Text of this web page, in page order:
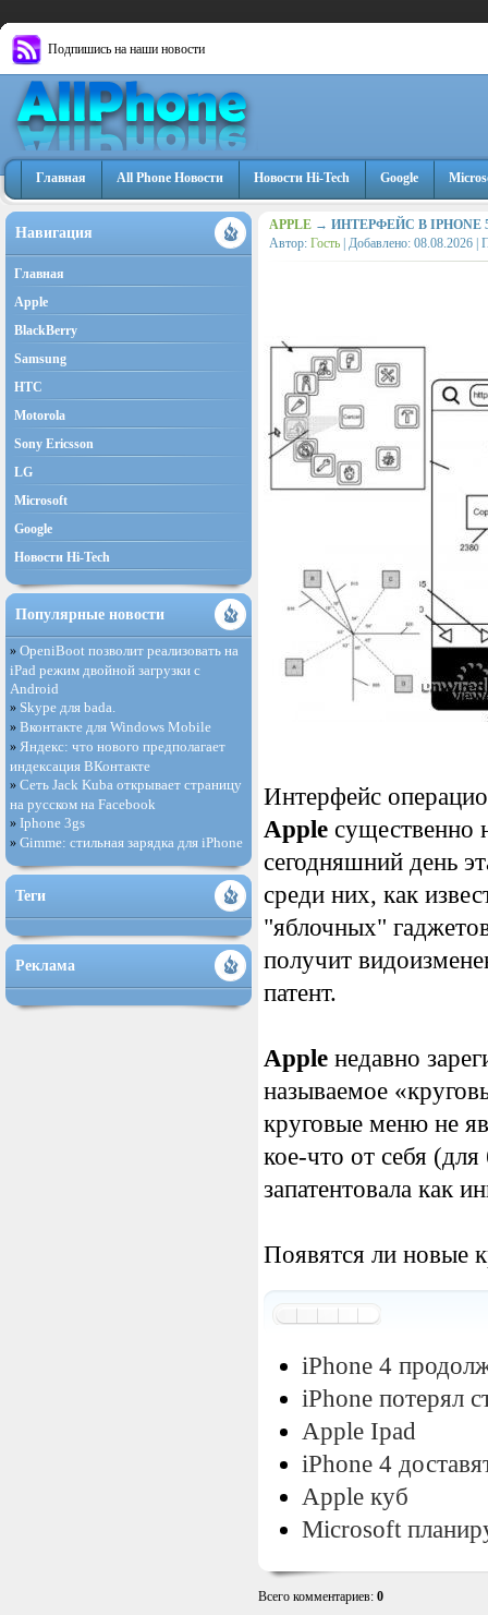
Подпишись на наши новости
Главная All Phone Новости Новости Hi-Tech Google
APPLE → ИНТЕРФЕЙС В
Автор: Гость | Добавлено: 08.08.2026 |
Интерфейс
Apple существенно
сегодняшний день
среди них, как
"яблочных"
получит
патент.
Apple недавно
называемое
круговые меню не
кое-что от себя
запатентовала как
Появятся ли новые
iPhone 4
iPhone потерял
Apple Ipad
iPhone 4
Apple куб
Microsoft
Всего комментариев: 0
Навигация
Главная
Apple
BlackBerry
Samsung
HTC
Motorola
Sony Ericsson
LG
Microsoft
Google
Новости Hi-Tech
Популярные новости
» OpeniBoot позволит реализовать на
iPad режим двойной загрузки с
Android
» Skype для bada.
» Вконтакте для Windows Mobile
» Яндекс: что нового предполагает
индексация ВКонтакте
» Сеть Jack Kuba открывает страницу
на русском на Facebook
» Iphone 3gs
» Gimme: стильная зарядка для iPhone
Теги
Реклама